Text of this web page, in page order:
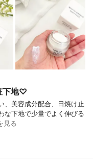
下地♡
、美容成分配合、日焼け止
な下地で少量でよく伸びる
見る